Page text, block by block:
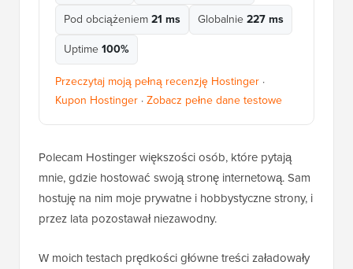
Pod obciążeniem21 ms Globalnie227 ms
Uptime100%
Przeczytaj moją pełną recenzję Hostinger ·
Kupon Hostinger ·Zobacz pełne dane testowe
Polecam Hostinger większości osób, które pytają
mnie, gdzie hostować swoją stronę internetową. Sam
hostuję na nim moje prywatne i hobbystyczne strony, i
przez lata pozostawał niezawodny.
W moich testach prędkości główne treści załadowały